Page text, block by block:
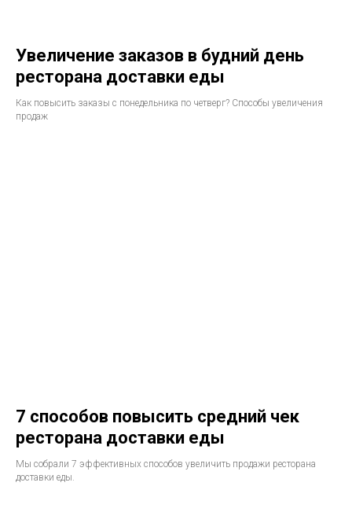
Увеличение заказов в будний день
ресторана доставки еды
Как повысить заказы с понедельника по четверг? Способы увеличения
продаж
7 способов повысить средний чек
ресторана доставки еды
Мы собрали 7 эффективных способов увеличить продажи ресторана
доставки еды.